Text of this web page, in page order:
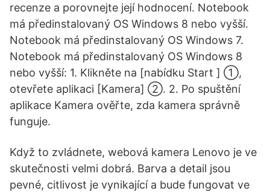
recenze a porovnejte její hodnocení. Notebook
má předinstalovaný OS Windows 8 nebo vyšší.
Notebook má předinstalovaný OS Windows 7.
Notebook má předinstalovaný OS Windows 8
nebo vyšší: 1. Klikněte na [nabídku Start ] ①,
otevřete aplikaci [Kamera] ②. 2. Po spuštění
aplikace Kamera ověřte, zda kamera správně
funguje.
Když to zvládnete, webová kamera Lenovo je ve
skutečnosti velmi dobrá. Barva a detail jsou
pevné, citlivost je vynikající a bude fungovat ve